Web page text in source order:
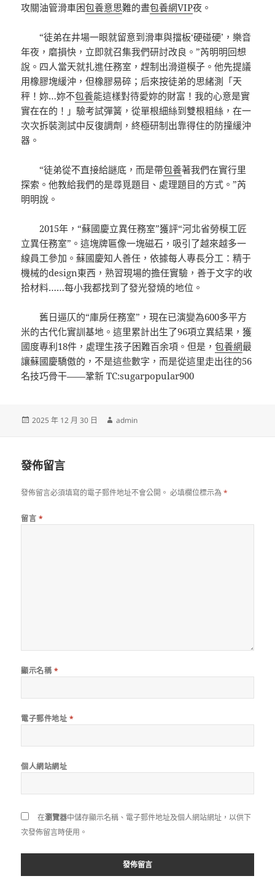
攻關油管滑車困包養意思難的晝包養網VIP夜。
“徒弟在井場一眼就留意到滑車與擋板‘硬碰硬’，樂音
年夜，磨損快，立即就召集我們研討改良。”芮明明回想
說。四人當天就扎進任務室，趕制出滑道模子。他先提議
用橡膠塊緩沖，但橡膠易碎；后來按徒弟的思緒測「天
秤！妳…妳不包養能這樣對待愛妳的財富！我的心意是實
實在在的！」驗考試彈簧，從單根細絲到雙根粗絲，在一
次次拆裝測試中反復調劑，終極研制出靠得住的防撞緩沖
器。
“徒弟從不直接給謎底，而是帶包養著我們在實行里
探索。他教給我們的是尋覓題目、處理題目的方式。”芮
明明說。
2015年，“蘇國慶立異任務室”獲評“河北省勞模工匠
立異任務室”。這塊牌匾像一塊磁石，吸引了越來越多一
線員工參加。蘇國慶知人善任，依據每人專長分工：精于
機械的design東西，熟習現場的擔任實驗，善于文字的收
拾材料……每小我都找到了發光發燒的地位。
舊日逼仄的“庫房任務室”，現在已演變為600多平方
米的古代化實訓基地。這里累計出生了96項立異結果，獲
國度專利18件，處理生孩子困難百余項。但是，包養網最
讓蘇國慶驕傲的，不是這些數字，而是從這里走出往的56
名技巧骨干——鞏新 TC:sugarpopular900
發
2025 年 12 月 30 日
作
admin
發佈留言
發佈留言必須填寫的電子郵件地址不會公開。 必填欄位標示為*
留言 *
顯示名稱 *
電子郵件地址 *
個人網站網址
在瀏覽器中儲存顯示名稱、電子郵件地址及個人網站網址，以供下
次發佈留言時使用。